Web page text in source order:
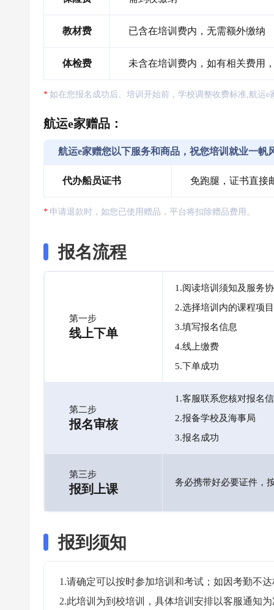
教材费 已含在培训费内，无需额外缴纳
体检费 未含在培训费内，如有相关费用
如在您报名成功后、培训开始前，学校调整收费标准,航运
航运e家赠品：
航运e家赠您以下服务和商品，祝您培训就业一帆
代办船员证书 免跑腿，证书直接
申请退款时，如您已使用赠品，平台将扣除赠品费用。
报名流程
第一步
线上下单
1.阅读培训须知及服务
2.选择培训内的课程项目
3.填写报名信息
4.线上缴费
5.下单成功
第二步
报名审核
1.客服联系您核对报名
2.报备学校及海事局
3.报名成功
第三步
报到上课 务必携带好必要证件，
报到须知
1.请确定可以按时参加培训和考试；如因考勤不
2.此培训为到校培训，具体培训安排以客服通知